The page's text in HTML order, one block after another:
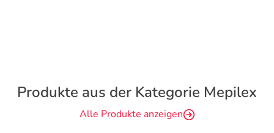
Produkte aus der Kategorie Mepilex
Alle Produkte anzeigen